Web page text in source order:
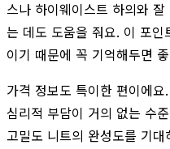
스나 하이웨이스트 하의와
는 데도 도움을 줘요. 이 포인
이기 때문에 꼭 기억해두면
가격 정보도 특이한 편이에
심리적 부담이 거의 없는 수
고밀도 니트의 완성도를 기